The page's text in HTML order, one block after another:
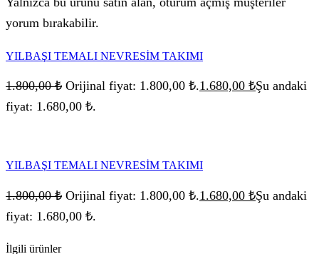
yorum bırakabilir.
YILBAŞI TEMALI NEVRESİM TAKIMI
1.800,00₺ Orijinal fiyat: 1.800,00 ₺.1.680,00 ₺Şu andaki
fiyat: 1.680,00 ₺.
YILBAŞI TEMALI NEVRESİM TAKIMI
1.800,00₺ Orijinal fiyat: 1.800,00 ₺.1.680,00 ₺Şu andaki
fiyat: 1.680,00 ₺.
İlgili ürünler